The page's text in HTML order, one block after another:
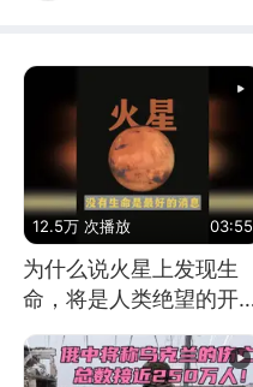
12.5万 次播放 03:55
为什么说火星上发现生
命，将是人类绝望的开
始？